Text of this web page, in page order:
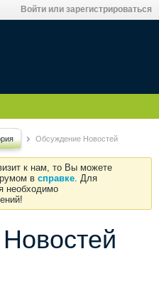
Войти или зарегистрироваться
Обсуждение Новостей
к нам, то Вы можете
в справке. Для
необходимо